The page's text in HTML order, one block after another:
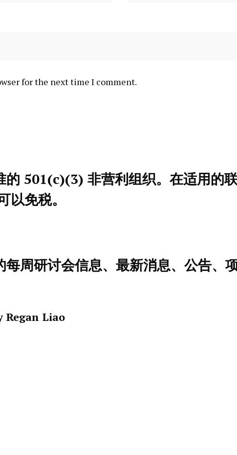
for the next time I comment.
501(c)(3) 非营利组织。在适用的
免税。
周研讨会信息、最新消息、公告、
Regan Liao